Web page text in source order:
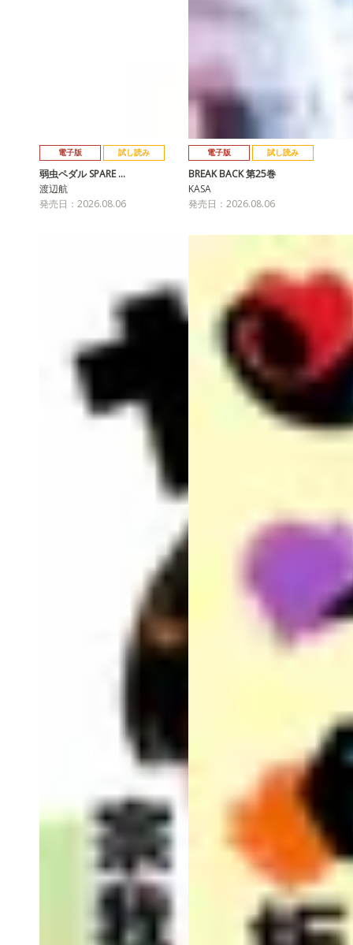
電子版 試し読み
弱虫ペダル SPARE …
渡辺航
発売日：2026.08.06
電子版 試し読み
BREAK BACK 第25巻
KASA
発売日：2026.08.06